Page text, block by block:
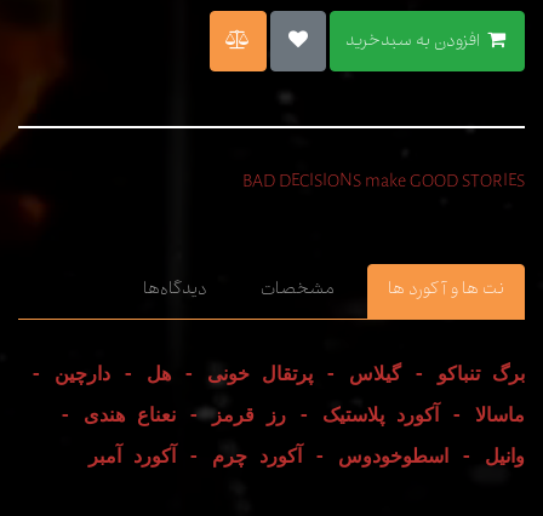
BAD DECISIONS make GOOD STORIES
نت ها و آکورد ها مشخصات دیدگاه‌ها
برگ تنباکو - گیلاس - پرتقال خونی - هل - دارچین -
ماسالا - آکورد پلاستیک - رز قرمز - نعناع هندی -
وانیل - اسطوخودوس - آکورد چرم - آکورد آمبر